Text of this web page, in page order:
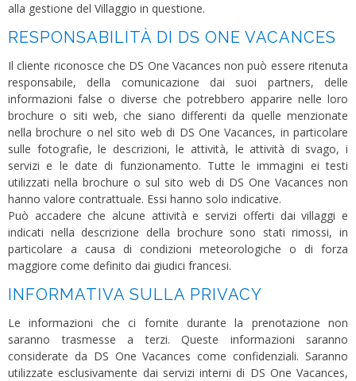
alla gestione del Villaggio in questione.
RESPONSABILITÀ DI DS ONE VACANCES
Il cliente riconosce che DS One Vacances non può essere ritenuta
responsabile, della comunicazione dai suoi partners, delle
informazioni false o diverse che potrebbero apparire nelle loro
brochure o siti web, che siano differenti da quelle menzionate
nella brochure o nel sito web di DS One Vacances, in particolare
sulle fotografie, le descrizioni, le attività, le attività di svago, i
servizi e le date di funzionamento. Tutte le immagini ei testi
utilizzati nella brochure o sul sito web di DS One Vacances non
hanno valore contrattuale. Essi hanno solo indicative.
Può accadere che alcune attività e servizi offerti dai villaggi e
indicati nella descrizione della brochure sono stati rimossi, in
particolare a causa di condizioni meteorologiche o di forza
maggiore come definito dai giudici francesi.
INFORMATIVA SULLA PRIVACY
Le informazioni che ci fornite durante la prenotazione non
saranno trasmesse a terzi. Queste informazioni saranno
considerate da DS One Vacances come confidenziali. Saranno
utilizzate esclusivamente dai servizi interni di DS One Vacances,